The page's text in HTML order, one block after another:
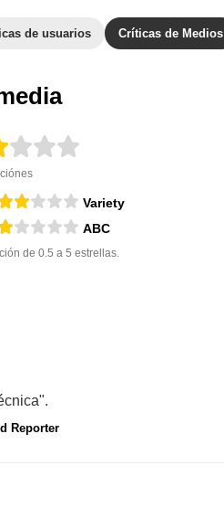
de usuarios Críticas de Medios
Variety
ABC
de 0.5 a 5 estrellas.
Reporter